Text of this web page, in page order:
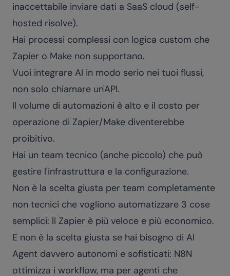
inaccettabile inviare dati a SaaS cloud (self-
hosted risolve).
Hai processi complessi con logica custom che
Zapier o Make non supportano.
Vuoi integrare AI in modo serio nei tuoi flussi,
non solo chiamare un'API.
Il volume di automazioni è alto e il costo per
operazione di Zapier/Make diventerebbe
proibitivo.
Hai un team tecnico (anche piccolo) che può
gestire l'infrastruttura e la configurazione.
Non è la scelta giusta per team completamente
non tecnici che vogliono automatizzare 3 cose
semplici: lì Zapier è più veloce e più economico.
E non è la scelta giusta se hai bisogno di AI
Agent davvero autonomi e sofisticati: N8N
ottimizza i workflow, ma per agenti che